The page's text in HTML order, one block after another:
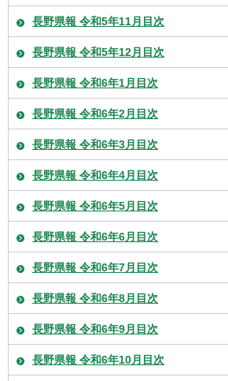
長野県報 令和5年11月目次
長野県報 令和5年12月目次
長野県報 令和6年1月目次
長野県報 令和6年2月目次
長野県報 令和6年3月目次
長野県報 令和6年4月目次
長野県報 令和6年5月目次
長野県報 令和6年6月目次
長野県報 令和6年7月目次
長野県報 令和6年8月目次
長野県報 令和6年9月目次
長野県報 令和6年10月目次